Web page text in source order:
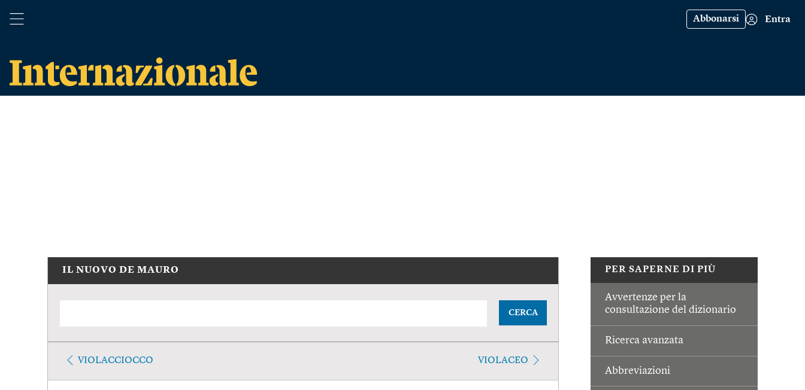
Abbonarsi Entra
PER SAPERNE DI PIÙ
Avvertenze per la
consultazione del dizionario
Ricerca avanzata
Abbreviazioni
IL NUOVO DE MAURO
CERCA
VIOLACCIOCCO VIOLACEO